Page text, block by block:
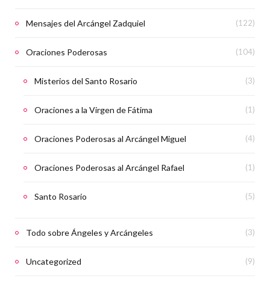
Mensajes del Arcángel Zadquiel (122)
Oraciones Poderosas (104)
Misterios del Santo Rosario (3)
Oraciones a la Virgen de Fátima (1)
Oraciones Poderosas al Arcángel Miguel (4)
Oraciones Poderosas al Arcángel Rafael (1)
Santo Rosario (5)
Todo sobre Ángeles y Arcángeles (3)
Uncategorized (9)